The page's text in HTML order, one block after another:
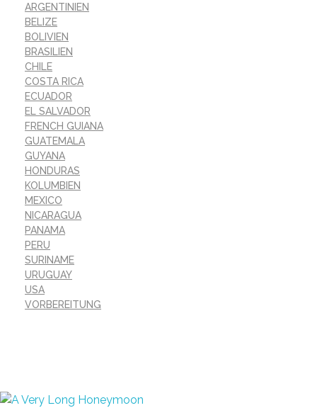
ARGENTINIEN
BELIZE
BOLIVIEN
BRASILIEN
CHILE
COSTA RICA
ECUADOR
EL SALVADOR
FRENCH GUIANA
GUATEMALA
GUYANA
HONDURAS
KOLUMBIEN
MEXICO
NICARAGUA
PANAMA
PERU
SURINAME
URUGUAY
USA
VORBEREITUNG